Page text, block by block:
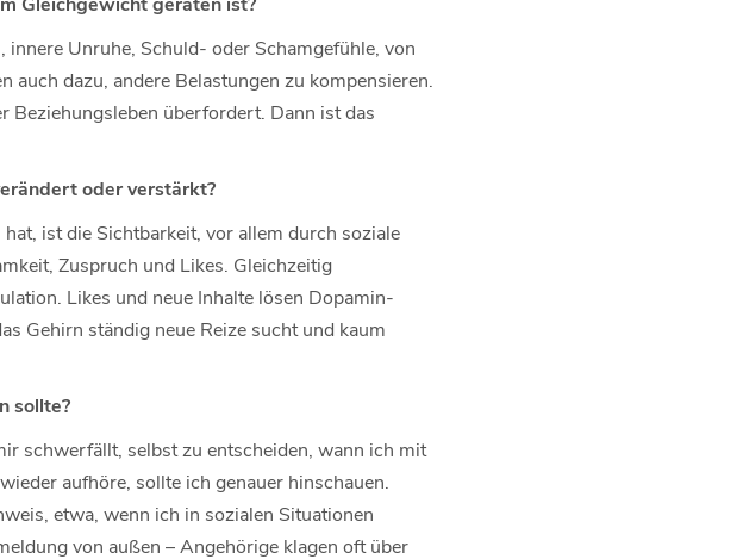
Unruhe, Schuld- oder Schamgefühle, von
dazu, andere Belastungen zu kompensieren.
Beziehungsleben überfordert. Dann ist das
oder verstärkt?
ist die Sichtbarkeit, vor allem durch soziale
Zuspruch und Likes. Gleichzeitig
Likes und neue Inhalte lösen Dopamin-
Gehirn ständig neue Reize sucht und kaum
sollte?
schwerfällt, selbst zu entscheiden, wann ich mit
aufhöre, sollte ich genauer hinschauen.
etwa, wenn ich in sozialen Situationen
von außen – Angehörige klagen oft über